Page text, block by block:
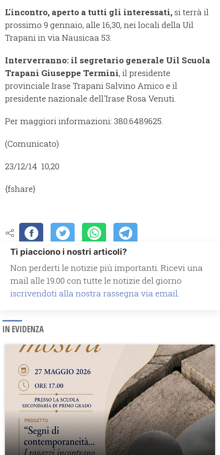
L'incontro, aperto a tutti gli interessati,si terrà il
prossimo 9 gennaio, alle 16,30, nei locali della Uil
Trapani in via Nausicaa 53.
Interverranno: il segretario generale Uil Scuola
Trapani Giuseppe Termini, il presidente
provinciale Irase Trapani Salvino Amico e il
presidente nazionale dell'Irase Rosa Venuti.
Per maggiori informazioni: 380.6489625.
(Comunicato)
23/12/14 10,20
{fshare}
Ti piacciono i nostri articoli?
Non perderti le notizie più importanti. Ricevi una
mail alle 19.00 con tutte le notizie del giorno
iscrivendoti alla nostra rassegna via email.
IN EVIDENZA